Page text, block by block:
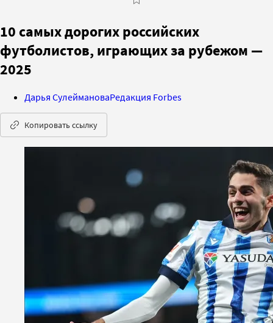
10 самых дорогих российских
футболистов, играющих за рубежом —
2025
Дарья СулеймановаРедакция Forbes
Копировать ссылку